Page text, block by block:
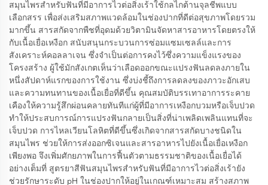
สมุนไพรสำหรับฟันที่มีอาการไวต่อสิ่งเร้าใช้กลไกต้านจุลชีพแบบ
เลือกสรร เพื่อส่งเสริมสภาพแวดล้อมในช่องปากที่ดีต่อสุขภาพโดยรวม
มากขึ้น สารสกัดจากพืชที่อุดมด้วยวิตามินจัดหาสารอาหารโดยตรงให้
กับเนื้อเยื่อเหงือก สนับสนุนกระบวนการซ่อมแซมเซลล์และการ
สังเคราะห์คอลลาเจน ซึ่งจำเป็นต่อการคงไว้ซึ่งความแข็งแรงของ
โครงสร้าง ผู้ใช้มักสังเกตเห็นว่าเลือดออกขณะแปรงฟันลดลงภายใน
หนึ่งสัปดาห์แรกของการใช้งาน ซึ่งบ่งชี้ถึงการลดลงของภาวะอักเสบ
และความทนทานของเนื้อเยื่อที่ดีขึ้น คุณสมบัติบรรเทาอาการระคาย
เคืองให้ความรู้สึกผ่อนคลายทันทีแก่ผู้ที่มีอาการเหงือกบวมหรือเจ็บปวด
ทำให้ประสบการณ์การแปรงฟันกลายเป็นสิ่งที่น่าเพลิดเพลินแทนที่จะ
เจ็บปวด การไหลเวียนโลหิตที่ดีขึ้นซึ่งเกิดจากสารสกัดบางชนิดใน
สมุนไพร ช่วยให้การส่งออกซิเจนและสารอาหารไปยังเนื้อเยื่อเหงือก
เพียงพอ จึงเพิ่มศักยภาพในการฟื้นตัวตามธรรมชาติของเนื้อเยื่อได้
อย่างเต็มที่ สูตรยาสีฟันสมุนไพรสำหรับฟันที่มีอาการไวต่อสิ่งเร้ายัง
ช่วยรักษาระดับ pH ในช่องปากให้อยู่ในเกณฑ์เหมาะสม สร้างสภาพ